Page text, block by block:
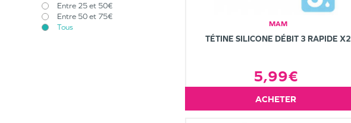
Entre 25 et 50€
Entre 50 et 75€
Tous
MAM
TÉTINE SILICONE DÉBIT 3 RAPIDE X2
5,99€
ACHETER